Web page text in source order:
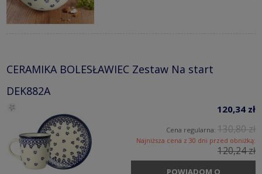
CERAMIKA BOLESŁAWIEC Zestaw Na start
DEK882A
120,34 zł
Cena regularna: 130,80 zł
Najniższa cena z 30 dni przed obniżką:
120,24 zł
POWIADOM O